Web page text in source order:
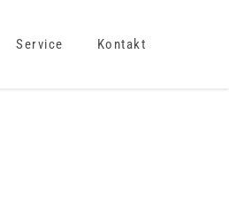
Service Kontakt